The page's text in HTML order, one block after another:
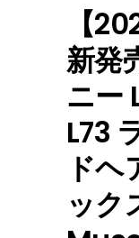
【
新発
ニー
L73
ドヘ
ック